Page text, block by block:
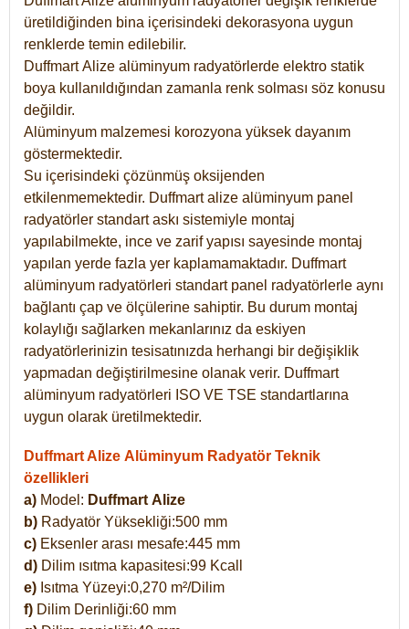
üretildiğinden bina içerisindeki dekorasyona uygun
renklerde temin edilebilir.
DuffmartAlize alüminyum radyatörlerde elektro statik
boya kullanıldığından zamanla renk solması söz konusu
değildir.
Alüminyum malzemesi korozyona yüksek dayanım
göstermektedir.
Su içerisindeki çözünmüş oksijenden
etkilenmemektedir. Duffmart alize alüminyum panel
radyatörler standart askı sistemiyle montaj
yapılabilmekte, ince ve zarif yapısı sayesinde montaj
yapılan yerde fazla yer kaplamamaktadır. Duffmart
alüminyum radyatörleri standart panel radyatörlerle aynı
bağlantı çap ve ölçülerine sahiptir. Bu durum montaj
kolaylığı sağlarken mekanlarınız da eskiyen
radyatörlerinizin tesisatınızda herhangi bir değişiklik
yapmadan değiştirilmesine olanak verir. Duffmart
alüminyum radyatörleri ISO VE TSE standartlarına
uygun olarak üretilmektedir.
Duffmart Alize Alüminyum Radyatör Teknik
özellikleri
a) Model: Duffmart Alize
b) Radyatör Yüksekliği:500 mm
c) Eksenler arası mesafe:445 mm
d) Dilim ısıtma kapasitesi:99 Kcall
e) Isıtma Yüzeyi:0,270 m²/Dilim
f) Dilim Derinliği:60 mm